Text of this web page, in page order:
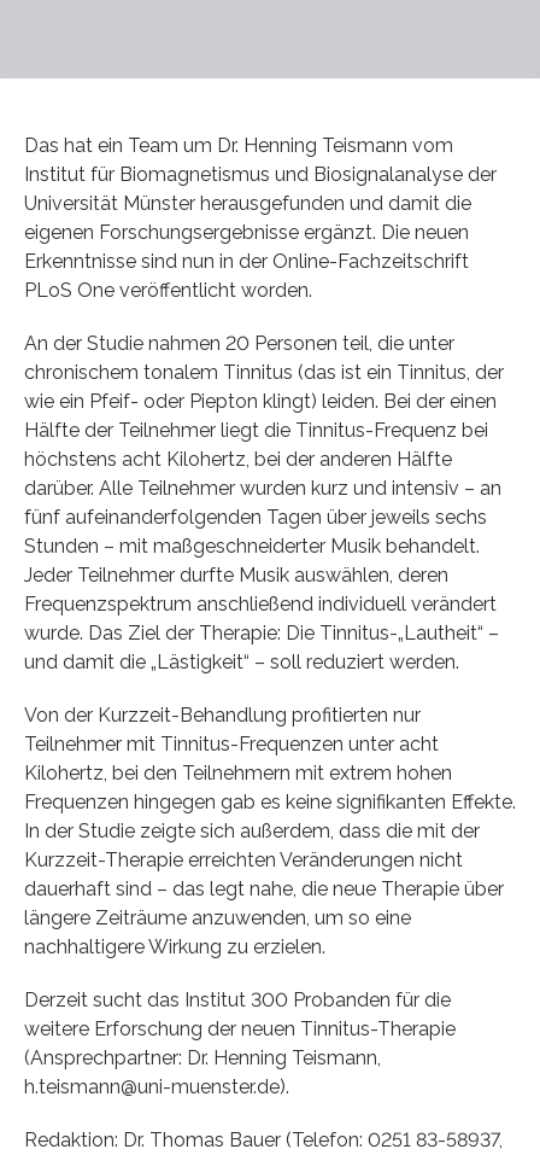
Das hat ein Team um Dr. Henning Teismann vom
Institut für Biomagnetismus und Biosignalanalyse der
Universität Münster herausgefunden und damit die
eigenen Forschungsergebnisse ergänzt. Die neuen
Erkenntnisse sind nun in der Online-Fachzeitschrift
PLoS One veröffentlicht worden.
An der Studie nahmen 20 Personen teil, die unter
chronischem tonalem Tinnitus (das ist ein Tinnitus, der
wie ein Pfeif- oder Piepton klingt) leiden. Bei der einen
Hälfte der Teilnehmer liegt die Tinnitus-Frequenz bei
höchstens acht Kilohertz, bei der anderen Hälfte
darüber. Alle Teilnehmer wurden kurz und intensiv – an
fünf aufeinanderfolgenden Tagen über jeweils sechs
Stunden – mit maßgeschneiderter Musik behandelt.
Jeder Teilnehmer durfte Musik auswählen, deren
Frequenzspektrum anschließend individuell verändert
wurde. Das Ziel der Therapie: Die Tinnitus-„Lautheit“ –
und damit die „Lästigkeit“ – soll reduziert werden.
Von der Kurzzeit-Behandlung profitierten nur
Teilnehmer mit Tinnitus-Frequenzen unter acht
Kilohertz, bei den Teilnehmern mit extrem hohen
Frequenzen hingegen gab es keine signifikanten Effekte.
In der Studie zeigte sich außerdem, dass die mit der
Kurzzeit-Therapie erreichten Veränderungen nicht
dauerhaft sind – das legt nahe, die neue Therapie über
längere Zeiträume anzuwenden, um so eine
nachhaltigere Wirkung zu erzielen.
Derzeit sucht das Institut 300 Probanden für die
weitere Erforschung der neuen Tinnitus-Therapie
(Ansprechpartner: Dr. Henning Teismann,
h.teismann@uni-muenster.de).
Redaktion: Dr. Thomas Bauer (Telefon: 0251 83-58937,